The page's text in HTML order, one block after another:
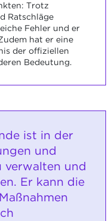
Trotz
Ratschläge
Fehler und er
hat er eine
der offiziellen
Bedeutung.
ist in der
und
verwalten und
Er kann die